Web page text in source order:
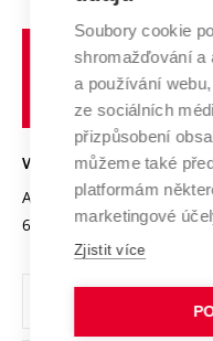
Výzkumné infrastruktury
Transfer znalostí
Open Science
Projekty
Projekty ze
Specifický výzkum
Spolupráce se školami
Mezinárodní dohody
Univerzitní sítě
Profil univerzity
Udržitelná univerzita
Podnikavá univerzita /
Bezpečná univerzita
Vyznamenání
Organizační struktura
Ochrana osobních údajů
VYSOKÉ UČENÍ
Antonínská 548/1
602 00 Brno
Soubory cookie
shromažďování a
a používání
ze sociálních
přizpůsobení
můžeme také
platformám
marketingové
Zjistit více